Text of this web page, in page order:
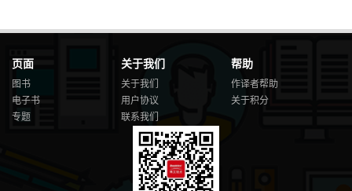
页面
图书
电子书
专题
关于我们
关于我们
用户协议
联系我们
帮助
作译者帮助
关于积分